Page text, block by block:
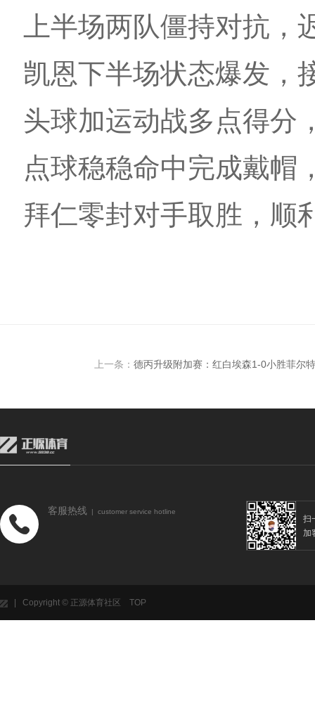
上半场两队僵持对抗
凯恩下半场状态爆发，
头球加运动战多点得分
点球稳稳命中完成戴帽
拜仁零封对手取胜，顺
上一条： 德丙升级附加赛：红白埃森1-0小胜菲尔
客服热线 | customer service hotline
扫
加
| Copyright © 正源体育社区 TOP